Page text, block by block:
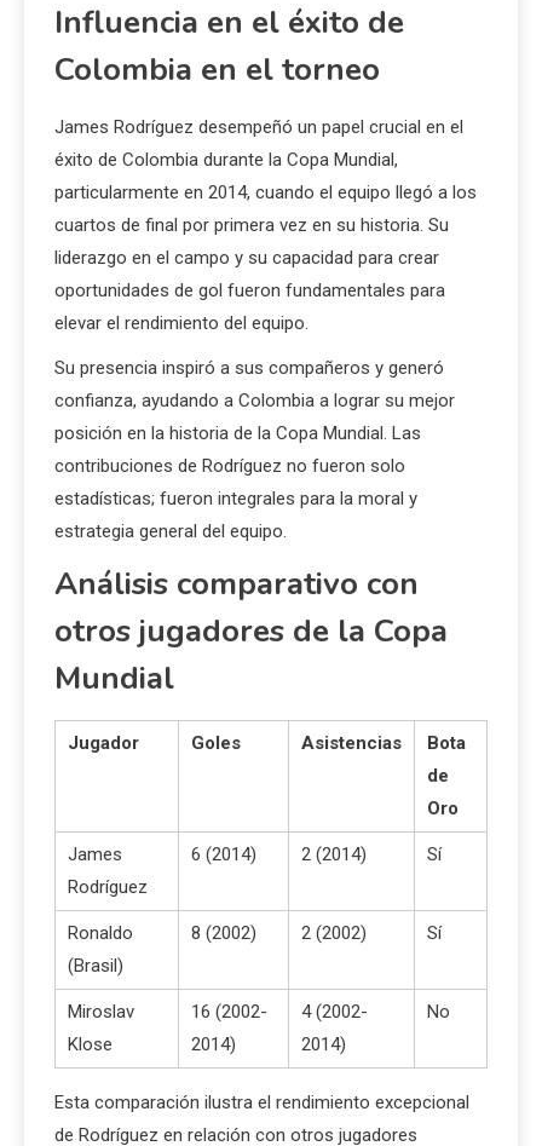
Influencia en el éxito de
Colombia en el torneo
James Rodríguez desempeñó un papel crucial en el
éxito de Colombia durante la Copa Mundial,
particularmente en 2014, cuando el equipo llegó a los
cuartos de final por primera vez en su historia. Su
liderazgo en el campo y su capacidad para crear
oportunidades de gol fueron fundamentales para
elevar el rendimiento del equipo.
Su presencia inspiró a sus compañeros y generó
confianza, ayudando a Colombia a lograr su mejor
posición en la historia de la Copa Mundial. Las
contribuciones de Rodríguez no fueron solo
estadísticas; fueron integrales para la moral y
estrategia general del equipo.
Análisis comparativo con
otros jugadores de la Copa
Mundial
Jugador Goles Asistencias
Bota
de
Oro
James
Rodríguez
6 (2014) 2 (2014) Sí
Ronaldo
(Brasil)
8 (2002) 2 (2002) Sí
Miroslav
Klose
16 (2002-
2014)
4 (2002-
2014)
No
Esta comparación ilustra el rendimiento excepcional
de Rodríguez en relación con otros jugadores